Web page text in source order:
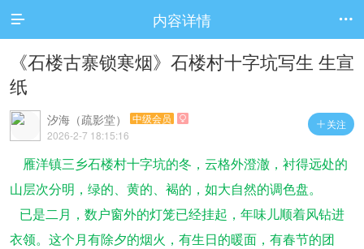
 内容详情 
《石楼古寨锁寒烟》石楼村十字坑写生 生宣
纸
 关注
汐海（疏影堂） 中级会员 
2026-2-7 18:15:16
雁洋镇三乡石楼村十字坑的冬，云格外澄澈，衬得远处的
山层次分明，绿的、黄的、褐的，如大自然的调色盘。
已是二月，数户窗外的灯笼已经挂起，年味儿顺着风钻进
衣领。这个月有除夕的烟火，有生日的暖面，有春节的团